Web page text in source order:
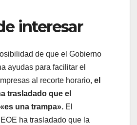
interesar
de que el Gobierno
ayudas para facilitar el
al recorte horario, el
trasladado que el
una trampa». El
ha trasladado que la